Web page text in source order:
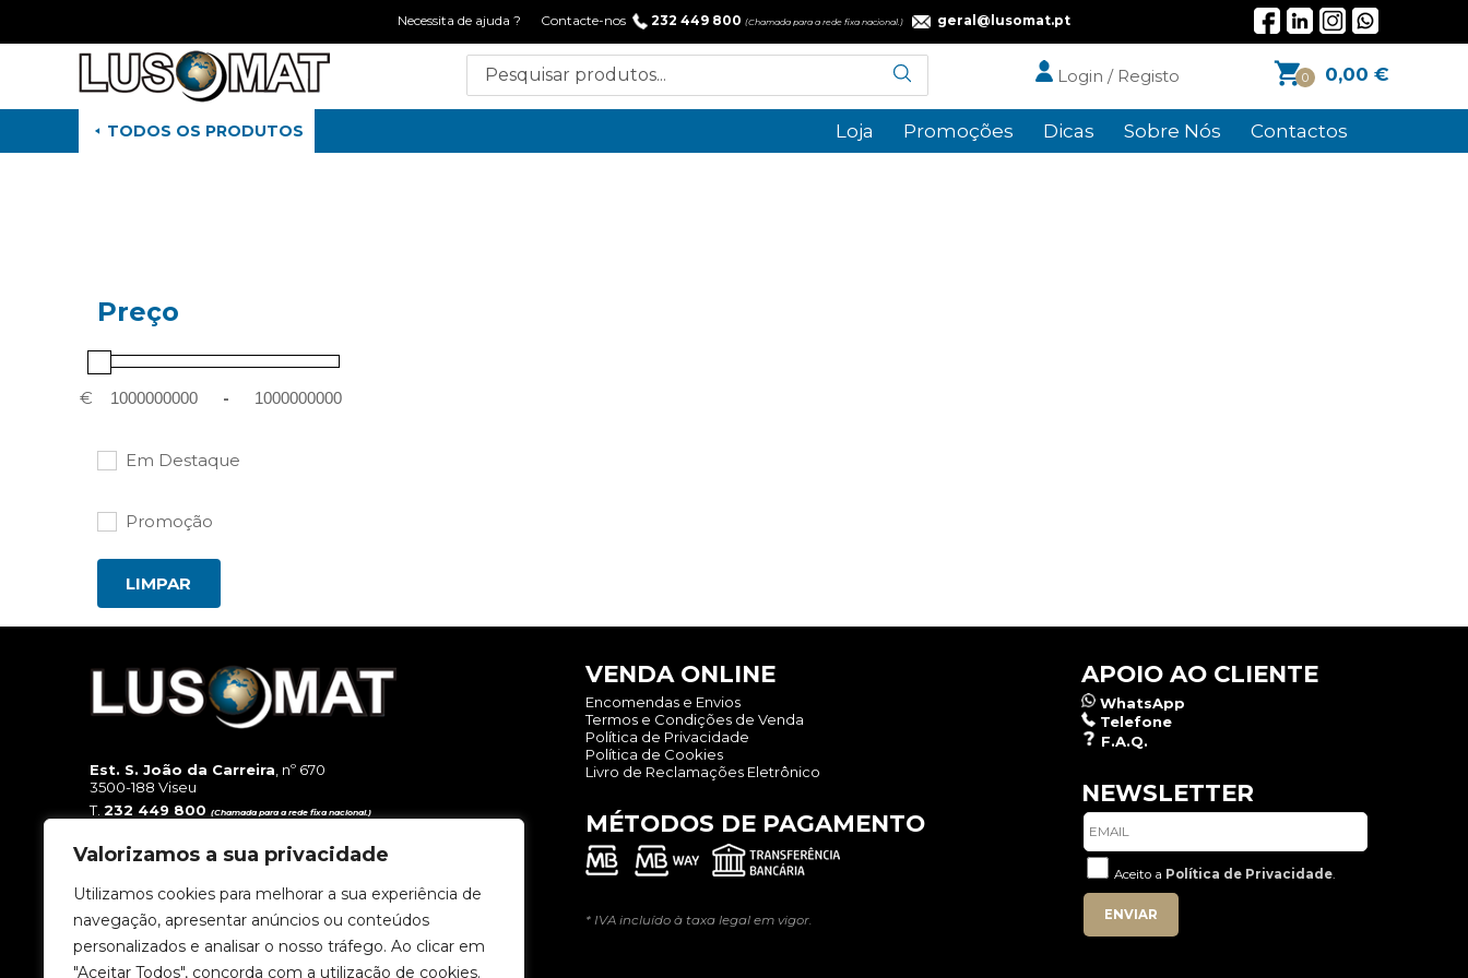
Valorizamos a sua privacidade
Utilizamos cookies para melhorar a sua experiência de
navegação, apresentar anúncios ou conteúdos
personalizados e analisar o nosso tráfego. Ao clicar em
"Aceitar Todos", concorda com a utilização de cookies.
Necessita de ajuda ? Contacte-nos 232 449 800 (Chamada para a rede fixa nacional.) geral@lusomat.pt
0 0,00 €
Login / Registo
TODOS OS PRODUTOS Loja Promoções Dicas Sobre Nós Contactos
Preço
€ -
Em Destaque
Promoção
LIMPAR
Est. S. João da Carreira , nº 670
3500-188 Viseu
T. 232 449 800 (Chamada para a rede fixa nacional.)
E. geral@lusomat.pt
VENDA ONLINE
Encomendas e Envios
Termos e Condições de Venda
Política de Privacidade
Política de Cookies
Livro de Reclamações Eletrônico
MÉTODOS DE PAGAMENTO
* IVA incluído à taxa legal em vigor.
APOIO AO CLIENTE
WhatsApp
Telefone
F.A.Q.
NEWSLETTER
Aceito a Política de Privacidade.